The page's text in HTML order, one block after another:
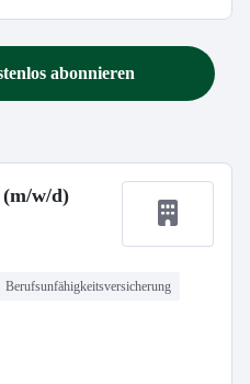
abonnieren
w/d)
Berufsunfähigkeitsversicherung